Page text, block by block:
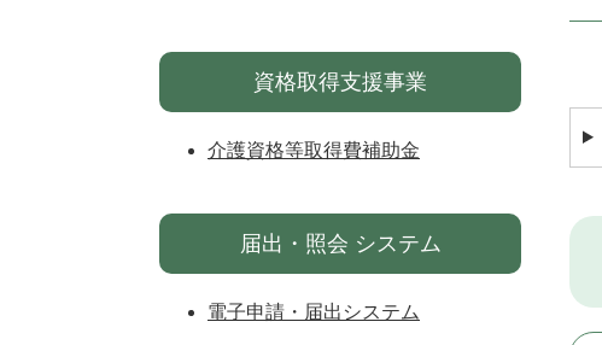
資格取得支援事業
介護資格等取得費補助金
届出・照会 システム
電子申請・届出システム